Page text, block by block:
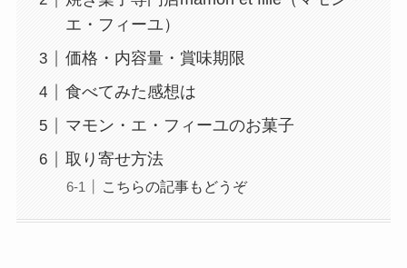
エ・フィーユ）
価格・内容量・賞味期限
食べてみた感想は
マモン・エ・フィーユのお菓子
取り寄せ方法
こちらの記事もどうぞ